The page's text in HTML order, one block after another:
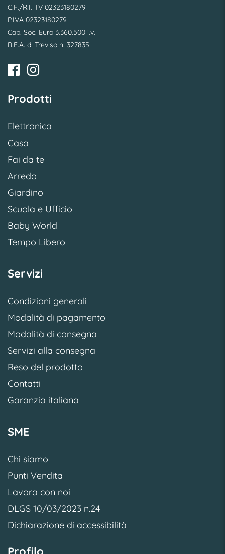
C.F./R.I. TV 02323180279
P.IVA 02323180279
Cap. Soc. Euro 3.360.500 i.v.
R.E.A. di Treviso n. 327835
Prodotti
Elettronica
Casa
Fai da te
Arredo
Giardino
Scuola e Ufficio
Baby World
Tempo Libero
Servizi
Condizioni generali
Modalità di pagamento
Modalità di consegna
Servizi alla consegna
Reso del prodotto
Contatti
Garanzia italiana
SME
Chi siamo
Punti Vendita
Lavora con noi
DLGS 10/03/2023 n.24
Dichiarazione di accessibilità